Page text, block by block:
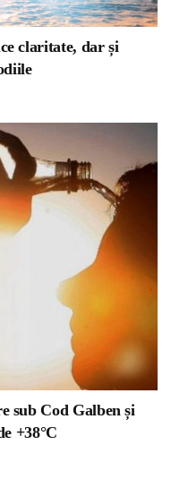
claritate, dar și
sub Cod Galben și
+38°C